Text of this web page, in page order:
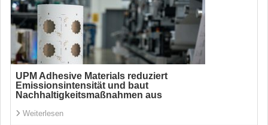
UPM Adhesive Materials reduziert
Emissionsintensität und baut
Nachhaltigkeitsmaßnahmen aus
Weiterlesen